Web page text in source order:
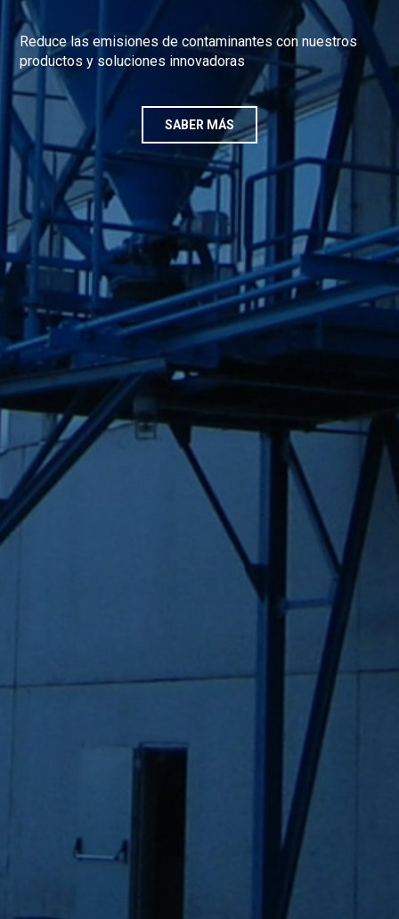
Reduce las emisiones de contaminantes con nuestros
productos y soluciones innovadoras
SABER MÁS